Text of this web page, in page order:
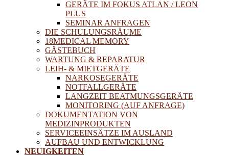
GERÄTE IM FOKUS ATLAN / LEON
PLUS
SEMINAR ANFRAGEN
DIE SCHULUNGSRÄUME
18MEDICAL MEMORY
GÄSTEBUCH
WARTUNG & REPARATUR
LEIH- & MIETGERÄTE
NARKOSEGERÄTE
NOTFALLGERÄTE
LANGZEIT BEATMUNGSGERÄTE
MONITORING (AUF ANFRAGE)
DOKUMENTATION VON
MEDIZINPRODUKTEN
SERVICEEINSÄTZE IM AUSLAND
AUFBAU UND ENTWICKLUNG
NEUIGKEITEN